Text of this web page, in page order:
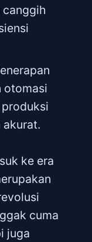
otomasi
akurat.
ke era
cuma
juga